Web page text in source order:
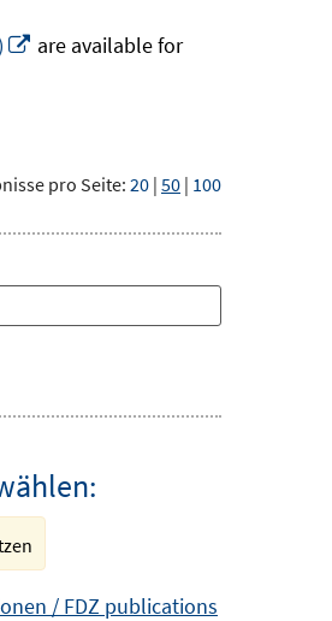
In
are available for
pro Seite:20 | 50 | 100
/ FDZ publications